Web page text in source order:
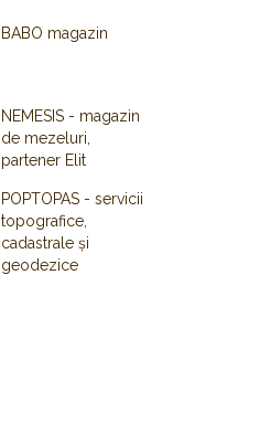
BABO magazin
NEMESIS - magazin
de mezeluri,
partener Elit
POPTOPAS - servicii
topografice,
cadastrale și
geodezice